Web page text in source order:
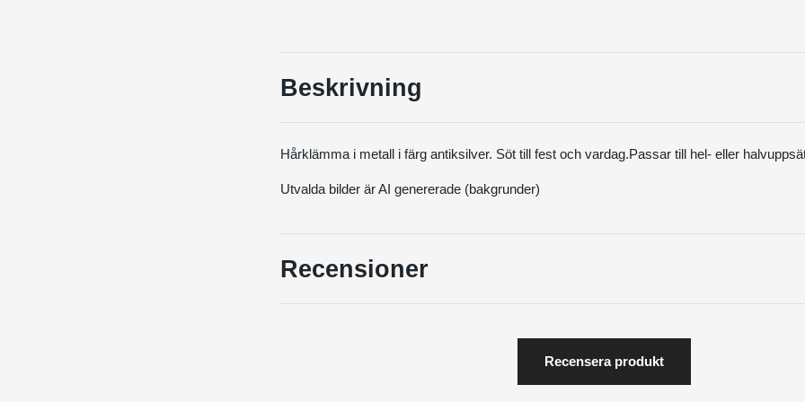
Beskrivning
Hårklämma i metall i färg antiksilver. Söt till fest och vardag.Passar till hel- eller
Utvalda bilder är AI genererade (bakgrunder)
Recensioner
Recensera produkt